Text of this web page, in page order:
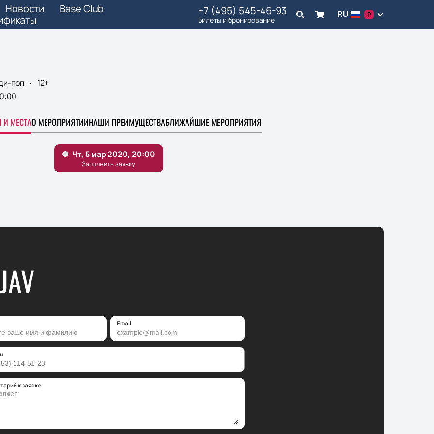
Новости
Base Club
+7 (495) 545-46-93
Билеты и бронирование
RU ₽
поп
12+
МЕСТАО МЕРОПРИЯТИИНАШИ ПРЕИМУЩЕСТВАБЛИЖАЙШИЕ МЕРОПРИЯТИЯ
Email
к заявке